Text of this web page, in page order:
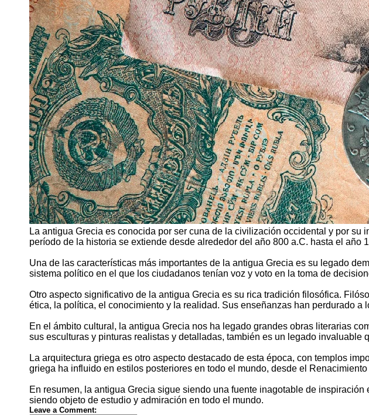
La antigua Grecia es conocida por ser cuna de la civilización occidental y por
período de la historia se extiende desde alrededor del año 800 a.C. hasta el año
Una de las características más importantes de la antigua Grecia es su legado
sistema político en el que los ciudadanos tenían voz y voto en la toma de
Otro aspecto significativo de la antigua Grecia es su rica tradición filosófica.
ética, la política, el conocimiento y la realidad. Sus enseñanzas han perdurado
En el ámbito cultural, la antigua Grecia nos ha legado grandes obras literarias
sus esculturas y pinturas realistas y detalladas, también es un legado invaluable
La arquitectura griega es otro aspecto destacado de esta época, con templos
griega ha influido en estilos posteriores en todo el mundo, desde el
En resumen, la antigua Grecia sigue siendo una fuente inagotable de
siendo objeto de estudio y admiración en todo el mundo.
Leave a Comment: